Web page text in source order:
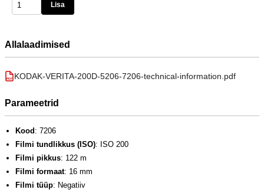
Lisa
Allalaadimised
PDF KODAK-VERITA-200D-5206-7206-technical-information.pdf
Parameetrid
Kood : 7206
Filmi tundlikkus (ISO): ISO 200
Filmi pikkus: 122 m
Filmi formaat: 16 mm
Filmi tüüp: Negatiiv